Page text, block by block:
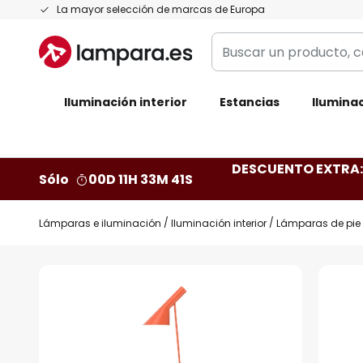
La mayor selección de marcas de Europa
Ir
contenido
Buscar
un
categoría,
Iluminación interior Estancias
Sólo 00D 11H 33M 41S
DESCUENTO
Lámparas e iluminación Iluminación interior Lámparas de pie